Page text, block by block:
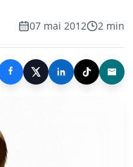
07 mai 2012 2 min